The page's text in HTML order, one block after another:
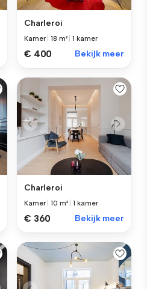
Charleroi
Kamer |18 m² |1 kamer
€ 400 Bekijk meer
Charleroi
Kamer |10 m² |1 kamer
€ 360 Bekijk meer